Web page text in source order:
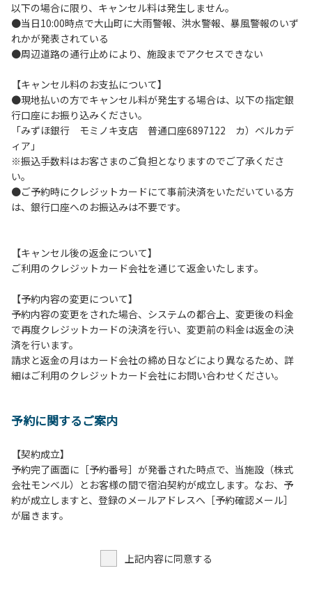
５．ゴミ（可燃）は指定のゴミ袋に分別した上で、指定の場
所へ捨ててください。ビン・缶・ペットボトルおよび不燃ゴ
ミは持ち帰りお願いします。
６．BBQ及び焚火台の灰につきましては鎮火を確認した上で
７．暴力団等反社会勢力及びその関係者ならびに公共の秩
序、善良の風俗に反する恐れのある場合には、ご利用をお断
りいたします。
８．不可抗力以外の事由により建造物、家具、備品、その他
の物品を損傷、紛失、汚染させた場合には、相当額を弁償し
ていただくことがあります。
９．当キャンプ場内（駐車場を含む）での事故や盗難などに
つきましては、一切の責任を負いかねます。
１０．車中で宿泊される場合は、必ずエンジンを停止してく
の間車輌移動はご遠慮ください。
１２．レンタル品は管理棟に返却してください。
宿泊可能なサイトは除く）
１４．キャンプ場内に喫煙所はございません。他のお客様の
ご迷惑にならないようにご配慮願います。
【当キャンプ場での禁止事項】
１．花火（手持ちや打ち上げなど全て）。
３．硬いボールでの球技。（野球、キャッチボール・サッカ
４．大きな音で音楽や楽器などを鳴らす行為。（ 但し貸切イ
ベントは除く）
５．発電機の使用。（但し貸切イベントは除く）
６．申込みされたサイト以外のサイトの利用や共用部（シャ
ワー棟、水道など）の占有行為。
８．その他 周りに迷惑となるような行為（夜間の大声での談
以下の場合に限り、キャンセル料は発生しません。
●当日10:00時点で大山町に大雨警報、洪水警報、暴風警報のいず
れかが発表されている
●周辺道路の通行止めにより、施設までアクセスできない
【キャンセル料のお支払について】
●現地払いの方でキャンセル料が発生する場合は、以下の指定銀
行口座にお振り込みください。
「みずほ銀行 モミノキ支店 普通口座6897122 カ）ベルカデ
ィア」
※振込手数料はお客さまのご負担となりますのでご了承くださ
い。
●ご予約時にクレジットカードにて事前決済をいただいている方
は、銀行口座へのお振込みは不要です。
【キャンセル後の返金について】
ご利用のクレジットカード会社を通じて返金いたします。
【予約内容の変更について】
予約内容の変更をされた場合、システムの都合上、変更後の料金
で再度クレジットカードの決済を行い、変更前の料金は返金の決
済を行います。
請求と返金の月はカード会社の締め日などにより異なるため、詳
細はご利用のクレジットカード会社にお問い合わせください。
予約に関するご案内
【契約成立】
予約完了画面に［予約番号］が発番された時点で、当施設（株式
会社モンベル）とお客様の間で宿泊契約が成立します。なお、予
約が成立しますと、登録のメールアドレスへ［予約確認メール］
が届きます。
上記内容に同意する